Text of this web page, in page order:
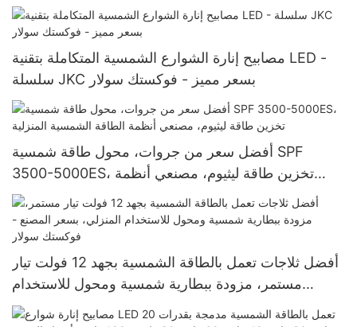
مصابيح إنارة الشوارع الشمسية المتكاملة بتقنية LED -
سلسلة JKC بسعر مميز - فوكستك سولار
أفضل سعر من جروات، محول طاقة شمسية SPF
3500-5000ES، تخزين طاقة ليثيوم، مصنعي أنظمة
الطاقة الشمسية المنزلية
أفضل ثلاجات تعمل بالطاقة الشمسية بجهد 12 فولت تيار
مستمر، مزودة ببطارية شمسية ومحول للاستخدام
المنزلي، بسعر المصنع - فوكستك سولار